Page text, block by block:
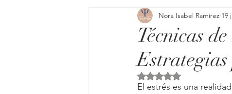
Técnicas
Nora Isabel Ramírez 19
Obtuvo NaN de 5
El estrés es una